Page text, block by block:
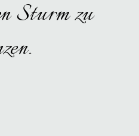
Sturm zu